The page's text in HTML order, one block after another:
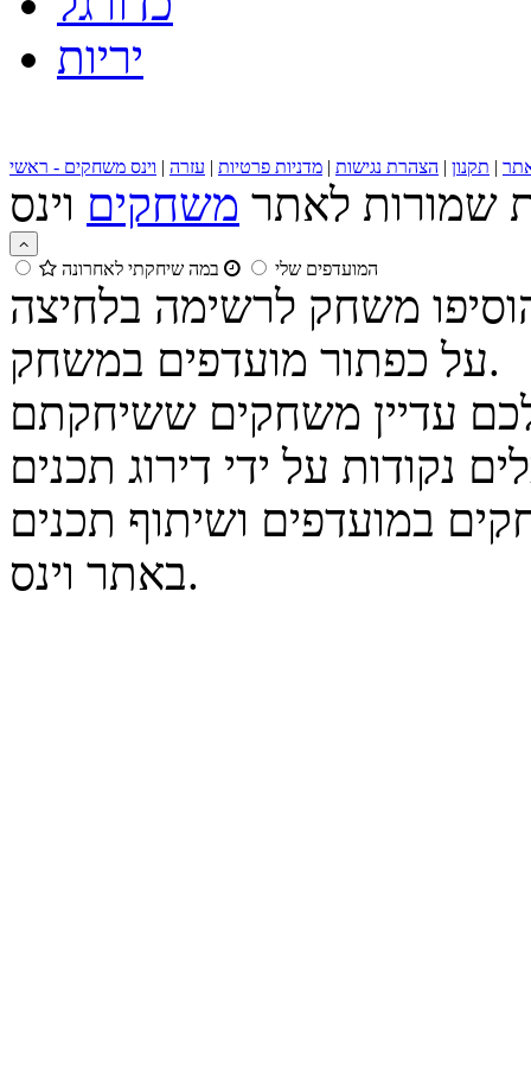
יריות
| תקנון | הצהרת נגישות | מדניות פרטיות | עזרה | וינס משחקים - ראשי
שמורות לאתר משחקים
המועדפים שלי במה שיחקתי לאחרונה
משחק לרשימה בלחיצה
על כפתור מועדפים במשחק.
על ידי דירוג תכנים
במועדפים ושיתוף תכנים
באתר וינס.